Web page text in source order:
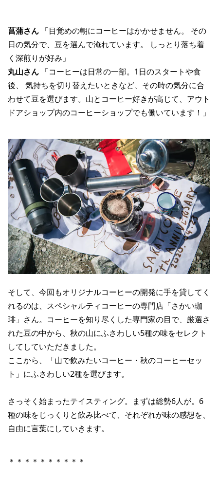
菖蒲さん 「目覚めの朝にコーヒーはかかせません。 その
日の気分で、豆を選んで淹れています。 しっとり落ち着
く深煎りが好み」
丸山さん 「コーヒーは日常の一部。1日のスタートや食
後、 気持ちを切り替えたいときなど、その時の気分に合
わせて豆を選びます。山とコーヒー好きが高じて、アウト
ドアショップ内のコーヒーショップでも働いています！」
そして、今回もオリジナルコーヒーの開発に手を貸してく
れるのは、スペシャルティコーヒーの専門店「さかい珈
琲」さん。コーヒーを知り尽くした専門家の目で、厳選さ
れた豆の中から、秋の山にふさわしい5種の味をセレクト
してしていただきました。
ここから、「山で飲みたいコーヒー・秋のコーヒーセッ
ト」にふさわしい2種を選びます。
さっそく始まったテイスティング。まずは総勢6人が。6
種の味をじっくりと飲み比べて、それぞれが味の感想を、
自由に言葉にしていきます。
＊＊＊＊＊＊＊＊＊＊